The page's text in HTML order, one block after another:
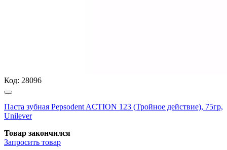
Код: 28096
Паста зубная Pepsodent ACTION 123 (Тройное действие), 75гр,
Unilever
Товар закончился
Запросить товар